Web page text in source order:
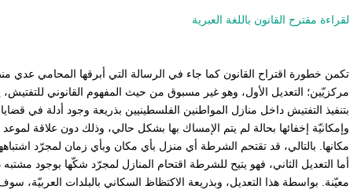
لقراءة مقترح القانون باللغة العبرية
تكمن خطورة اقتراح القانون كما جاء في الرسالة التي أبرقها المحامي عدي
مركزيّين؛ التعديل الأول، وهو غير مسبوق من حيث المفهوم القانوني
بتنفيذ التفتيش داخل منازل المواطنين الفلسطينيين بذريعة وجود أدلة في
وإمكانيّة إخفائها بحالة لم يتم الإمساك بها بشكل حالي، وذلك دون علاقة
مكانها. بالتالي، قد تقتحم الشرطة أي منزل بأي مكان وبأي زمان لمجرّد
أما التعديل الثاني، فهو يتيح للشرطة اقتحام المنازل لمجرّد شكّها بوجود
معيّنة. بواسطة هذا التعديل، وبذريعة الاكتظاظ السكاني بالبلدات العربيّة،